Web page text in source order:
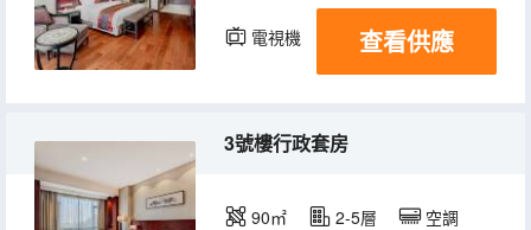
電視機 冰箱
查看供應
3號樓行政套房
90㎡ 2-5層 空調